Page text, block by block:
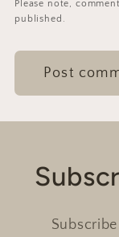
Please note,
published.